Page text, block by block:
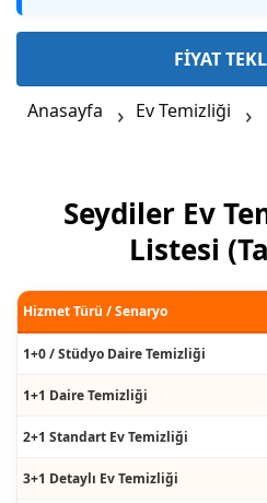
FİYAT
Anasayfa Ev Temizliği
Seydiler Ev
Listesi
Hizmet Türü / Senaryo
1+0 / Stüdyo Daire Temizliği
1+1 Daire Temizliği
2+1 Standart Ev Temizliği
3+1 Detaylı Ev Temizliği